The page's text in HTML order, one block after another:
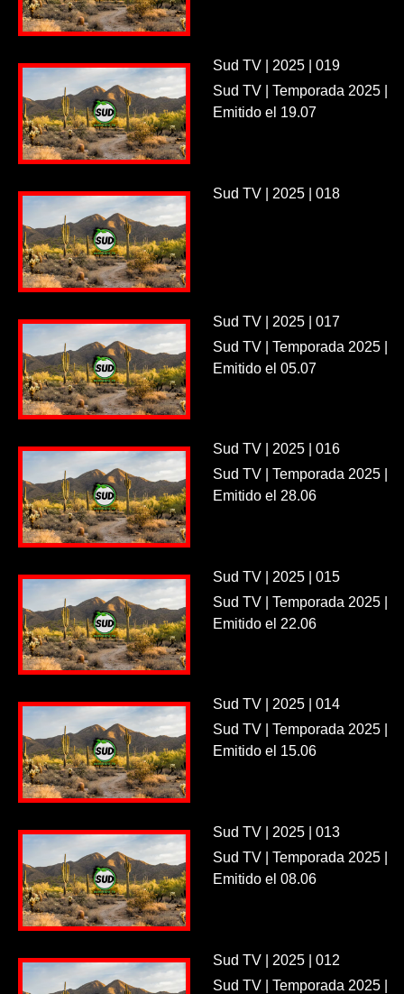
Sud TV | 2025 | 019
Sud TV | Temporada 2025 |
Emitido el 19.07
Sud TV | 2025 | 018
Sud TV | 2025 | 017
Sud TV | Temporada 2025 |
Emitido el 05.07
Sud TV | 2025 | 016
Sud TV | Temporada 2025 |
Emitido el 28.06
Sud TV | 2025 | 015
Sud TV | Temporada 2025 |
Emitido el 22.06
Sud TV | 2025 | 014
Sud TV | Temporada 2025 |
Emitido el 15.06
Sud TV | 2025 | 013
Sud TV | Temporada 2025 |
Emitido el 08.06
Sud TV | 2025 | 012
Sud TV | Temporada 2025 |